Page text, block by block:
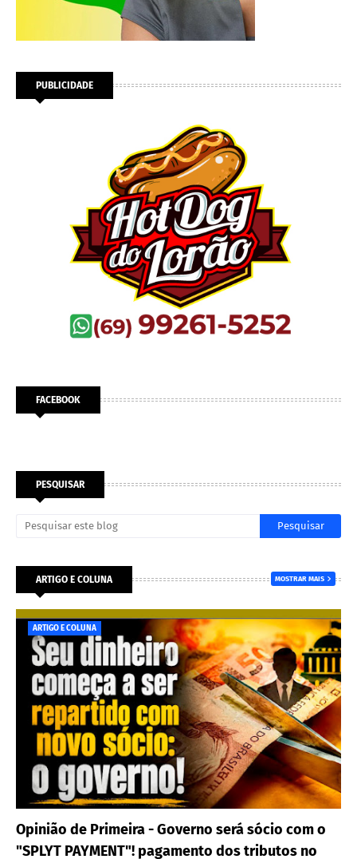
PUBLICIDADE
FACEBOOK
PESQUISAR
ARTIGO E COLUNA MOSTRAR MAIS
ARTIGO E COLUNA
Opinião de Primeira - Governo será sócio com o
"SPLYT PAYMENT"! pagamento dos tributos no